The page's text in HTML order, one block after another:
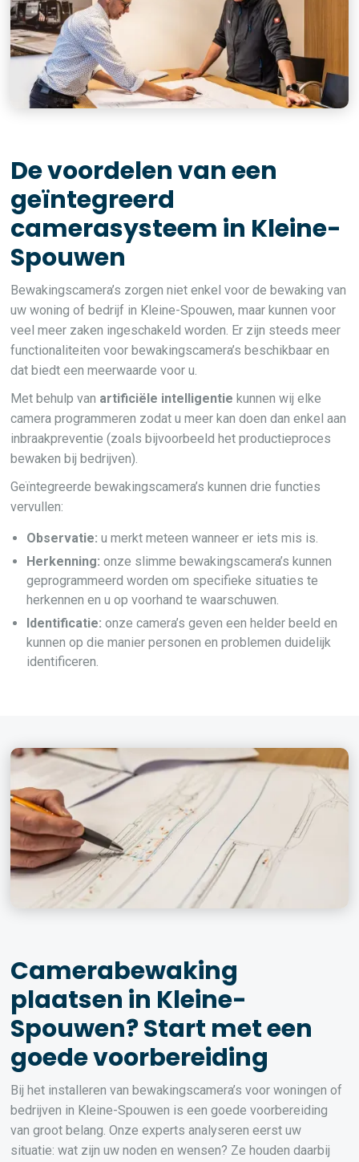
De voordelen van een
geïntegreerd
camerasysteem in Kleine-
Spouwen
Bewakingscamera’s zorgen niet enkel voor de bewaking van
uw woning of bedrijf in Kleine-Spouwen, maar kunnen voor
veel meer zaken ingeschakeld worden. Er zijn steeds meer
functionaliteiten voor bewakingscamera’s beschikbaar en
dat biedt een meerwaarde voor u.
Met behulp van artificiële intelligentie kunnen wij elke
camera programmeren zodat u meer kan doen dan enkel aan
inbraakpreventie (zoals bijvoorbeeld het productieproces
bewaken bij bedrijven).
Geïntegreerde bewakingscamera’s kunnen drie functies
vervullen:
Observatie: u merkt meteen wanneer er iets mis is.
Herkenning: onze slimme bewakingscamera’s kunnen
geprogrammeerd worden om specifieke situaties te
herkennen en u op voorhand te waarschuwen.
Identificatie: onze camera’s geven een helder beeld en
kunnen op die manier personen en problemen duidelijk
identificeren.
Camerabewaking
plaatsen in Kleine-
Spouwen? Start met een
goede voorbereiding
Bij het installeren van bewakingscamera’s voor woningen of
bedrijven in Kleine-Spouwen is een goede voorbereiding
van groot belang. Onze experts analyseren eerst uw
situatie: wat zijn uw noden en wensen? Ze houden daarbij